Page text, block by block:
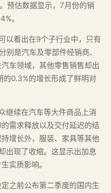
预估数据显示，7月份的销
。
以看出在9个子行业中，只有
别是汽车及零部件经销商、
车领域，其他零售销售却出
的0.3%的增长形成了鲜明对
继续在汽车等大件商品上消
需求释放以及交付延迟的结
增长外，服装、家具等其他
出现了收缩。这显示出加息
实质影响。
之前公布第二季度的国内生